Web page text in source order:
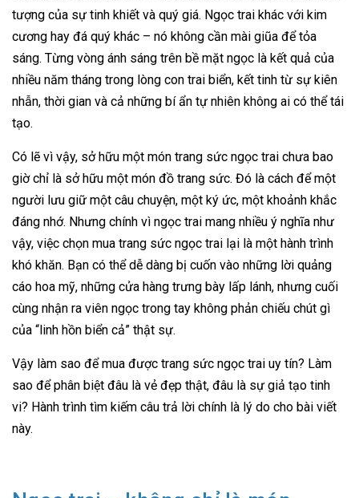
tượng của sự tinh khiết và quý giá. Ngọc trai khác với kim
cương hay đá quý khác – nó không cần mài giũa để tỏa
sáng. Từng vòng ánh sáng trên bề mặt ngọc là kết quả của
nhiều năm tháng trong lòng con trai biển, kết tinh từ sự kiên
nhẫn, thời gian và cả những bí ẩn tự nhiên không ai có thể tái
tạo.
Có lẽ vì vậy, sở hữu một món trang sức ngọc trai chưa bao
giờ chỉ là sở hữu một món đồ trang sức. Đó là cách để một
người lưu giữ một câu chuyện, một ký ức, một khoảnh khắc
đáng nhớ. Nhưng chính vì ngọc trai mang nhiều ý nghĩa như
vậy, việc chọn mua trang sức ngọc trai lại là một hành trình
khó khăn. Bạn có thể dễ dàng bị cuốn vào những lời quảng
cáo hoa mỹ, những cửa hàng trưng bày lấp lánh, nhưng cuối
cùng nhận ra viên ngọc trong tay không phản chiếu chút gì
của “linh hồn biển cả” thật sự.
Vậy làm sao để mua được trang sức ngọc trai uy tín? Làm
sao để phân biệt đâu là vẻ đẹp thật, đâu là sự giả tạo tinh
vi? Hành trình tìm kiếm câu trả lời chính là lý do cho bài viết
này.